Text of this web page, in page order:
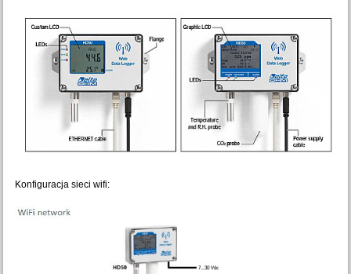
Konfiguracja sieci wifi: